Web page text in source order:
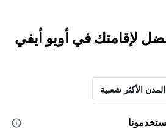
لإقامتك في أويو أيفي
المدن الأكثر شعبية